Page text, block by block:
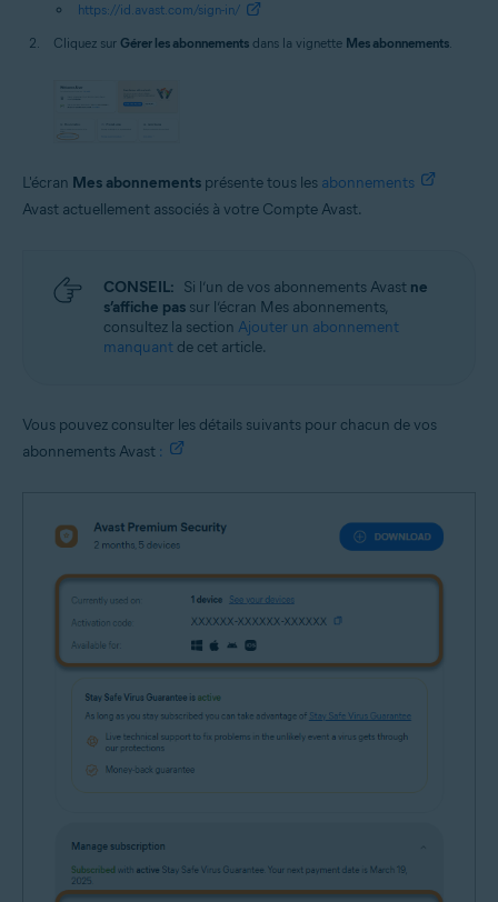
https://id.avast.com/sign-in/
Cliquez sur Gérer les abonnements dans la vignette Mes abonnements.
L'écran Mes abonnements présente tous les abonnements
Avast actuellement associés à votre Compte Avast.
CONSEIL: Si l’un de vos abonnements Avast ne
s’affiche pas sur l’écran Mes abonnements,
consultez la section Ajouter un abonnement
manquant de cet article.
Vous pouvez consulter les détails suivants pour chacun de vos
abonnements Avast :